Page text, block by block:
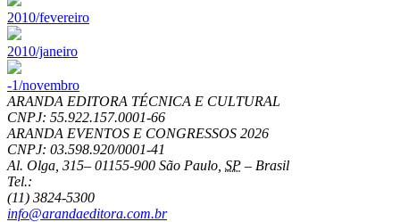
2010/fevereiro
2010/janeiro
-1/novembro
ARANDA EDITORA TÉCNICA E CULTURAL
CNPJ: 55.922.157.0001-66
ARANDA EVENTOS E CONGRESSOS 2026
CNPJ: 03.598.920/0001-41
Al. Olga, 315– 01155-900 São Paulo SP – Brasil
Tel.:
(11) 3824-5300
info@arandaeditora.com.br